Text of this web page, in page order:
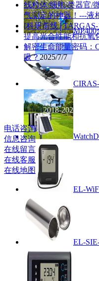
EL-
EL-
线粒体/细胞/类器官/
气测定的神器！---液
[科研前线│TARGAS-
提高光合性能和抗氧
解密生命能量密码：
吸？2025/7/7
北京
2018-2021 版权
电话咨询
信息咨询
在线留言
在线客服
在线地图